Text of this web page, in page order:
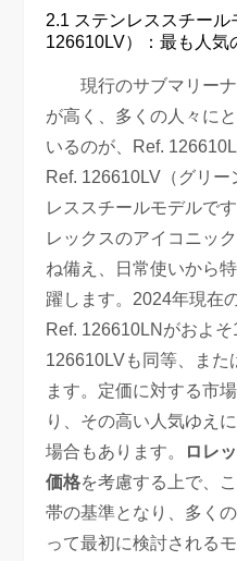
2.1 ステンレススチー
126610LV）：最も人気
現行のサブマリー
が高く、多くの人々に
いるのが、Ref.
Ref. 126610LV（グリ
レススチールモデルで
レックスのアイコニッ
ね備え、日常使いから
躍します。2024年現在
Ref. 126610LNがおよ
126610LVも同等、また
ます。定価に対する市
り、その高い人気ゆえ
場合もあります。
ロレ
価格を考慮する上で、
帯の基準となり、多く
って最初に検討される